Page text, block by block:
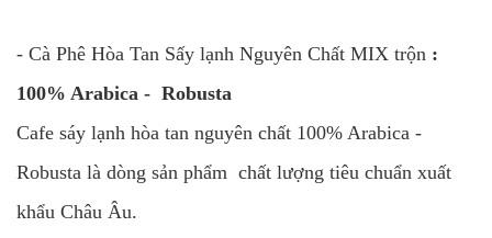
- Cà Phê Hòa Tan Sấy lạnh Nguyên Chất MIX trộn :
100% Arabica - Robusta
Cafe sáy lạnh hòa tan nguyên chất 100% Arabica -
Robusta là dòng sản phẩm chất lượng tiêu chuẩn xuất
khẩu Châu Âu.